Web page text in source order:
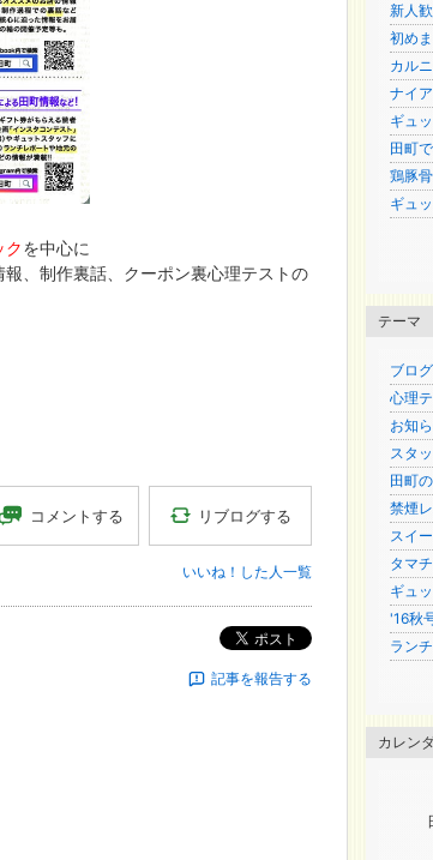
クを中心に
、制作裏話、クーポン裏心理テストの
コメントする リブログする
いいね！した人一覧
ポスト
記事を報告する
新人
初め
カル
ナイ
ギュ
田町
鶏豚
ギュ
テーマ
ブロ
心理
お知
スタ
田町
禁煙
スイ
タマ
ギュ
'16秋
ラン
カレン